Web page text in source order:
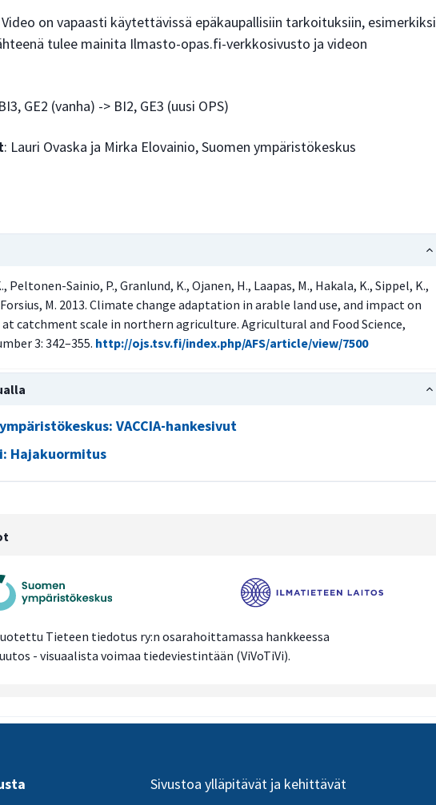
Video on vapaasti käytettävissä epäkaupallisiin tarkoituksiin, esimerkiksi
tulee mainita Ilmasto-opas.fi-verkkosivusto ja videon
GE2 (vanha) -> BI2, GE3 (uusi OPS)
: Lauri Ovaska ja Mirka Elovainio, Suomen ympäristökeskus
Peltonen-Sainio, P., Granlund, K., Ojanen, H., Laapas, M., Hakala, K., Sippel, K.,
M. 2013. Climate change adaptation in arable land use, and impact on
catchment scale in northern agriculture. Agricultural and Food Science,
3: 342–355. http://ojs.tsv.fi/index.php/AFS/article/view/7500
VACCIA-hankesivut
Hajakuormitus
Tieteen tiedotus ry:n osarahoittamassa hankkeessa
- visuaalista voimaa tiedeviestintään (ViVoTiVi).
Sivustoa ylläpitävät ja kehittävät